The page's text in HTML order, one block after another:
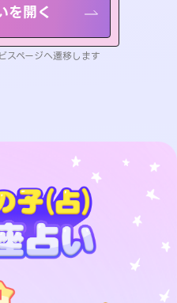
を開く
ページへ遷移します